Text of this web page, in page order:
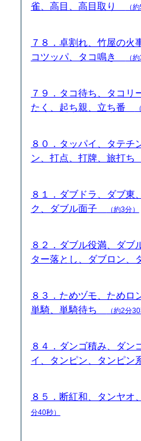
雀、高目、高目取り
（
７８．卓割れ、竹屋の火
コツッパ、タコ鳴き
（
７９．タコ待ち、タコリ
たく、起ち親、立ち番
８０．タッパイ、タテチ
ン、打点、打牌、旅打ち
８１．ダブドラ、ダブ東
ク、ダブル面子
（約3分）
８２．ダブル役満、ダブ
ター落とし、ダブロン、
８３．ためヅモ、ためロ
単騎、単騎待ち
（約2分30
８４．ダンゴ積み、ダン
イ、タンピン、タンピン
８５．断紅和、タンヤ
分40秒）